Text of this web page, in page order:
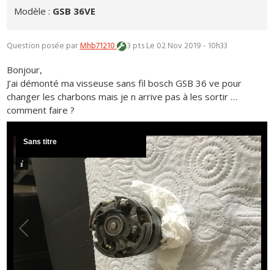
Modèle : GSB 36VE
Question posée parMhb71210 3 ptsLe 02 Nov 2019 - 10h33
Bonjour,
J’ai démonté ma visseuse sans fil bosch GSB 36 ve pour
changer les charbons mais je n arrive pas à les sortir …
comment faire ?
Sans titre